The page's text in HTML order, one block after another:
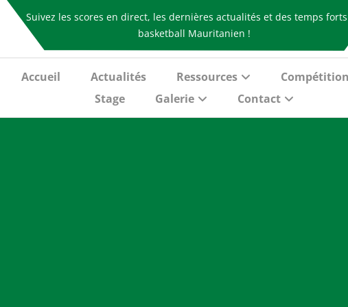
Suivez les scores en direct, les dernières actualités et des temps
basketball Mauritanien !
Accueil Actualités Ressources
Stage
Galerie Contact